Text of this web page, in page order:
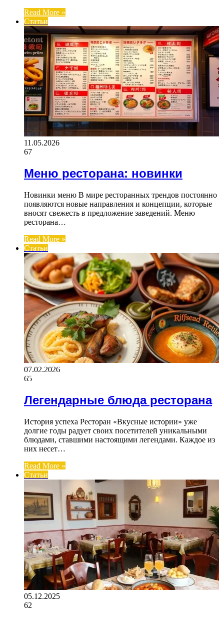
Read More »
Статьи
11.05.2026
67
Меню ресторана: новинки
Новинки меню В мире ресторанных трендов постоянно
появляются новые направления и концепции, которые
вносят свежесть в предложение заведений. Меню
ресторана…
Read More »
Статьи
07.02.2026
65
Легендарные блюда ресторана
История успеха Ресторан «Вкусные истории» уже
долгие годы радует своих посетителей уникальными
блюдами, ставшими настоящими легендами. Каждое из
них несет…
Read More »
Статьи
05.12.2025
62